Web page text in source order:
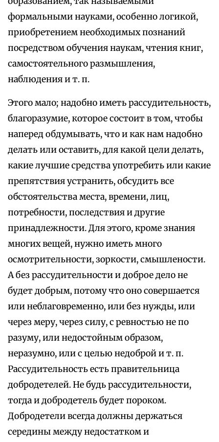
формальными науками, особенно логикой,
приобретением необходимых познаний
посредством обучения наукам, чтения книг,
самостоятельного размышления,
наблюдения и т. п.
Этого мало; надобно иметь рассудительность,
благоразумие, которое состоит в том, чтобы
наперед обдумывать, что и как нам надобно
делать или оставить, для какой цели делать,
какие лучшие средства употребить или какие
препятствия устранить, обсудить все
обстоятельства места, времени, лиц,
потребности, последствия и другие
принадлежности. Для этого, кроме знания
многих вещей, нужно иметь много
осмотрительности, зоркости, смышлености.
А без рассудительности и доброе дело не
будет добрым, потому что оно совершается
или неблаговременно, или без нужды, или
через меру, через силу, с ревностью не по
разуму, или недостойным образом,
неразумно, или с целью недоброй и т. п.
Рассудительность есть правительница
добродетелей. Не будь рассудительности,
тогда и добродетель будет пороком.
Добродетели всегда должны держаться
середины между недостатком и